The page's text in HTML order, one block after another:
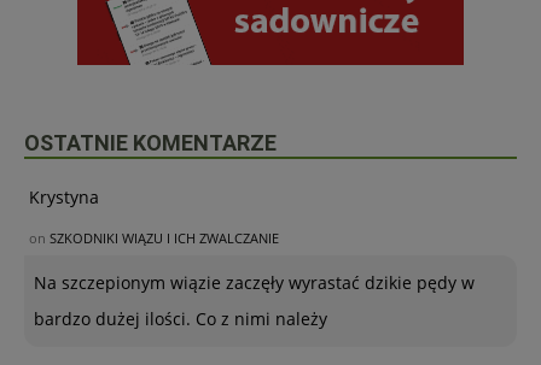
OSTATNIE KOMENTARZE
Krystyna
on SZKODNIKI WIĄZU I ICH ZWALCZANIE
Na szczepionym wiązie zaczęły wyrastać dzikie pędy w
bardzo dużej ilości. Co z nimi należy